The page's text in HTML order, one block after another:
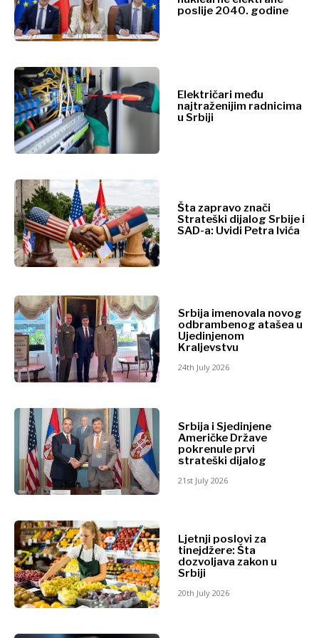
Životna
sredina
Nauka
Rudarstvo
Maloprodaja
Održivost
Tehnologija
Turizam
Prevoz
Trgovina
Analize
Intervju
Mišljenje
Okrugli
sto
Svet
Istraži
Vijesti
Događaji
kulturi
Sport
Lifestyle
Putovanja
Hrana
Magazin
Nauka
Rudarstvo
Maloprodaja
Tehnologija
Telekomunikacije
Turizam
Prevoz
Trgovina
Analize
Intervju
Mišljenje
Svet
Analiza
Istražite
Vijesti
Događaji
O kulturi
Sport
Lifestyle
Hrana i
piće
Magazin
Balkans
poslije 2040. godine
Električari među
najtraženijim radnicima
u Srbiji
Šta zapravo znači
Strateški dijalog Srbije i
SAD-a: Uvidi Petra Ivića
Srbija imenovala novog
odbrambenog atašea u
Ujedinjenom
Kraljevstvu
24th July 2026
Srbija i Sjedinjene
Američke Države
pokrenule prvi
strateški dijalog
21st July 2026
Ljetnji poslovi za
tinejdžere: Šta
dozvoljava zakon u
Srbiji
20th July 2026